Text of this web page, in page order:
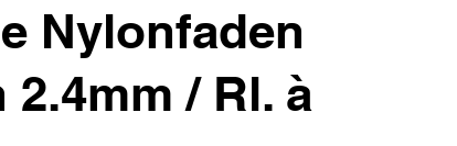
Nylonfaden
/ Rl. à